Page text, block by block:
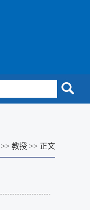
>> 教授 >> 正文